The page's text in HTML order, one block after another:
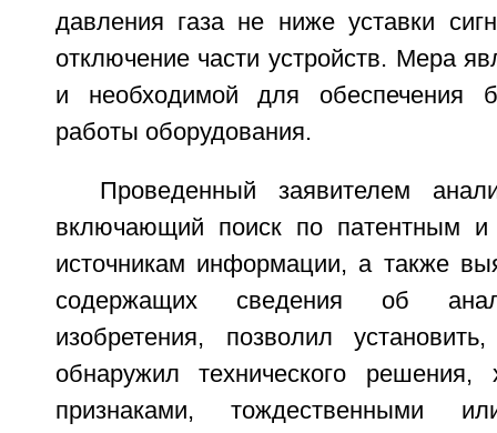
давления газа не ниже уставки
отключение части устройств. Мера
и необходимой для обеспечения
работы оборудования.
Проведенный заявителем
включающий поиск по патентным и
источникам информации, а также
содержащих сведения об
изобретения, позволил
обнаружил технического решения,
признаками, тождественными